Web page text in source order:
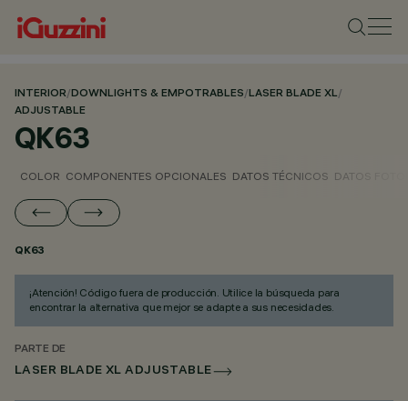
INTERIOR/DOWNLIGHTS & EMPOTRABLES/LASER BLADE XL/
ADJUSTABLE
QK63
COLOR COMPONENTES OPCIONALES DATOS TÉCNICOS DATOS
QK63
¡Atención! Código fuera de producción. Utilice la búsqueda para
encontrar la alternativa que mejor se adapte a sus necesidades.
PARTE DE
LASER BLADE XL ADJUSTABLE